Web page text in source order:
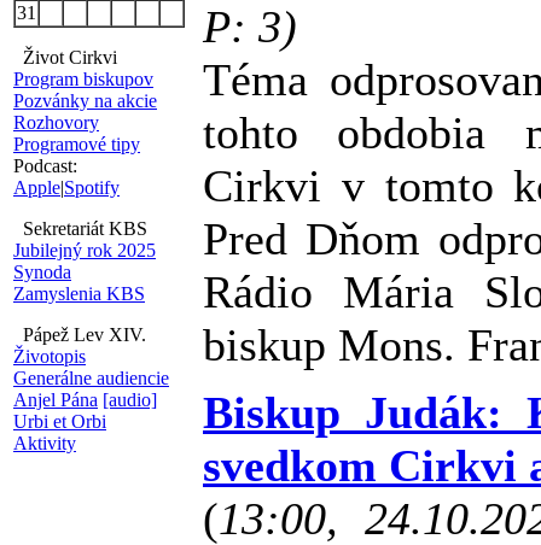
31
Život Cirkvi
Program biskupov
Pozvánky na akcie
Rozhovory
Programové tipy
Podcast:
Apple|Spotify
Sekretariát KBS
Jubilejný rok 2025
Synoda
Zamyslenia KBS
Pápež Lev XIV.
Životopis
Generálne audiencie
Anjel Pána [audio]
Urbi et Orbi
Aktivity
P: 3)
Téma
tohto obdobia
Cirkvi v tomto
Pred Dňom
Rádio Mária
biskup Mons.
Biskup Judák:
svedkom Cirkvi
(13:00,